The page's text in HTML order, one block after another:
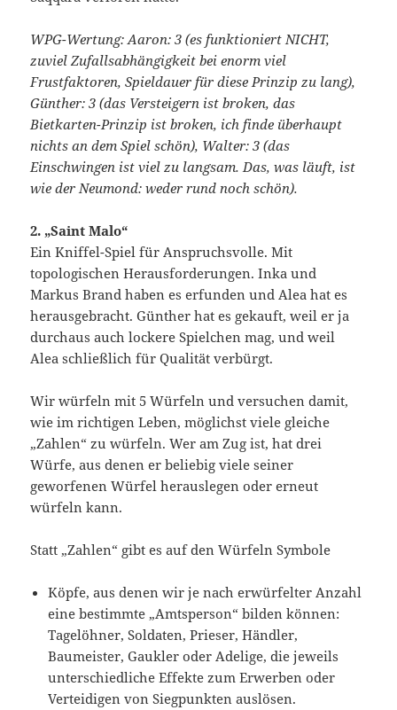
WPG-Wertung: Aaron: 3 (es funktioniert NICHT,
zuviel Zufallsabhängigkeit bei enorm viel
Frustfaktoren, Spieldauer für diese Prinzip zu lang),
Günther: 3 (das Versteigern ist broken, das
Bietkarten-Prinzip ist broken, ich finde überhaupt
nichts an dem Spiel schön), Walter: 3 (das
Einschwingen ist viel zu langsam. Das, was läuft, ist
wie der Neumond: weder rund noch schön).
2. „Saint Malo“
Ein Kniffel-Spiel für Anspruchsvolle. Mit
topologischen Herausforderungen. Inka und
Markus Brand haben es erfunden und Alea hat es
herausgebracht. Günther hat es gekauft, weil er ja
durchaus auch lockere Spielchen mag, und weil
Alea schließlich für Qualität verbürgt.
Wir würfeln mit 5 Würfeln und versuchen damit,
wie im richtigen Leben, möglichst viele gleiche
„Zahlen“ zu würfeln. Wer am Zug ist, hat drei
Würfe, aus denen er beliebig viele seiner
geworfenen Würfel herauslegen oder erneut
würfeln kann.
Statt „Zahlen“ gibt es auf den Würfeln Symbole
Köpfe, aus denen wir je nach erwürfelter Anzahl
eine bestimmte „Amtsperson“ bilden können:
Tagelöhner, Soldaten, Prieser, Händler,
Baumeister, Gaukler oder Adelige, die jeweils
unterschiedliche Effekte zum Erwerben oder
Verteidigen von Siegpunkten auslösen.